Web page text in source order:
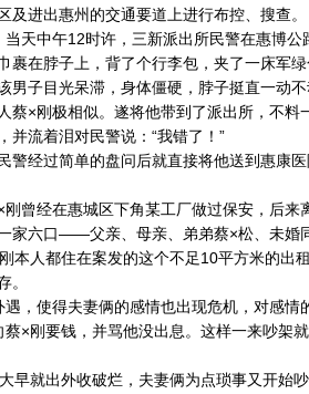
及进出惠州的交通要道上进行布控、搜查。
中午12时许，三新派出所民警在惠博公
裹在脖子上，背了个行李包，夹了一床军
男子目光呆滞，身体僵硬，脖子挺直一动
蔡×刚极相似。遂将他带到了派出所，不料
并流着泪对民警说：“我错了！”
经过简单的盘问后就直接将他送到惠康医
经在惠城区下角某工厂做过保安，后来
家六口——父亲、母亲、弟弟蔡×松、未婚
本人都住在案发的这个不足10平方米的出
。
使得夫妻俩的感情也出现危机，对感情
×刚要钱，并骂他没出息。这样一来吵架
就出外收破烂，夫妻俩为点琐事又开始吵